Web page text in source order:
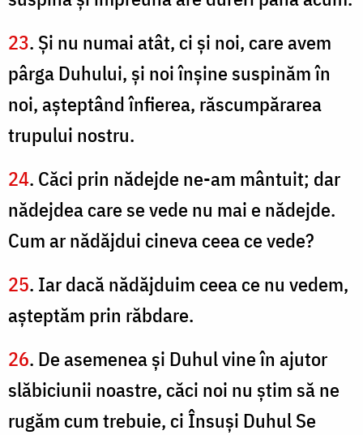
23. Şi nu numai atât, ci şi noi, care avem
pârga Duhului, şi noi înşine suspinăm în
noi, aşteptând înfierea, răscumpărarea
trupului nostru.
24. Căci prin nădejde ne-am mântuit; dar
nădejdea care se vede nu mai e nădejde.
Cum ar nădăjdui cineva ceea ce vede?
25. Iar dacă nădăjduim ceea ce nu vedem,
aşteptăm prin răbdare.
26. De asemenea şi Duhul vine în ajutor
slăbiciunii noastre, căci noi nu ştim să ne
rugăm cum trebuie, ci Însuşi Duhul Se